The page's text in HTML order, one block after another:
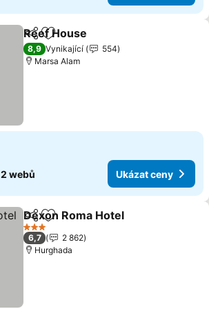
SdíletPřidat na seznam oblíbených
Reef House
8,9 Vynikající
554
Marsa Alam
2 webů Ukázat ceny
SdíletPřidat na seznam oblíbených
Dexon Roma Hotel
3 Počet hvězdiček
6,7
2 862
Hurghada